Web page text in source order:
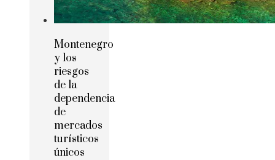
Montenegro
y los
riesgos
de la
dependencia
de
mercados
turísticos
únicos